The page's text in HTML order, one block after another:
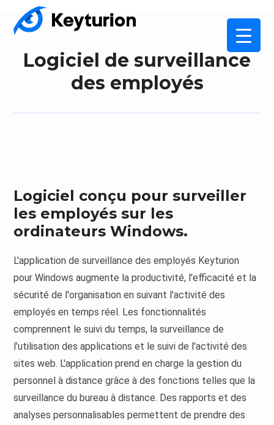
Logiciel de surveillance
des employés
Logiciel conçu pour surveiller
les employés sur les
ordinateurs Windows.
L'application de surveillance des employés Keyturion
pour Windows augmente la productivité, l'efficacité et la
sécurité de l'organisation en suivant l'activité des
employés en temps réel. Les fonctionnalités
comprennent le suivi du temps, la surveillance de
l'utilisation des applications et le suivi de l'activité des
sites web. L'application prend en charge la gestion du
personnel à distance grâce à des fonctions telles que la
surveillance du bureau à distance. Des rapports et des
analyses personnalisables permettent de prendre des